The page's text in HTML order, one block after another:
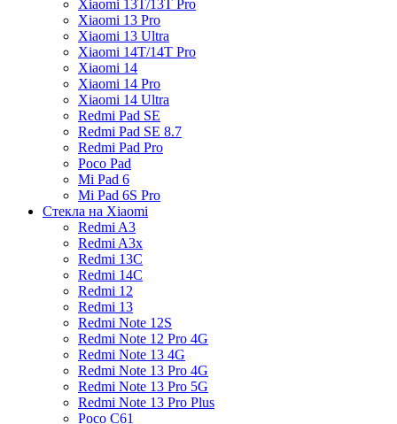
Xiaomi 13T/13T Pro
Xiaomi 13 Pro
Xiaomi 13 Ultra
Xiaomi 14T/14T Pro
Xiaomi 14
Xiaomi 14 Pro
Xiaomi 14 Ultra
Redmi Pad SE
Redmi Pad SE 8.7
Redmi Pad Pro
Poco Pad
Mi Pad 6
Mi Pad 6S Pro
Стекла на Xiaomi
Redmi A3
Redmi A3x
Redmi 13C
Redmi 14C
Redmi 12
Redmi 13
Redmi Note 12S
Redmi Note 12 Pro 4G
Redmi Note 13 4G
Redmi Note 13 Pro 4G
Redmi Note 13 Pro 5G
Redmi Note 13 Pro Plus
Poco C61